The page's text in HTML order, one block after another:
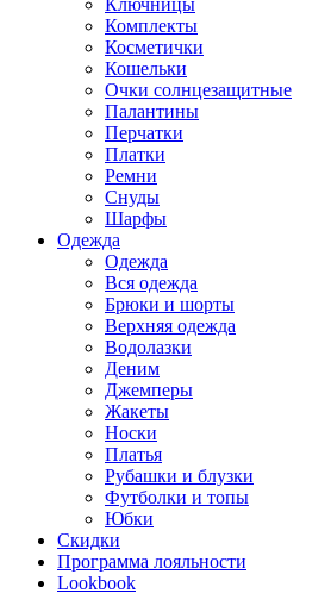
Ключницы
Комплекты
Косметички
Кошельки
Очки солнцезащитные
Палантины
Перчатки
Платки
Ремни
Снуды
Шарфы
Одежда
Одежда
Вся одежда
Брюки и шорты
Верхняя одежда
Водолазки
Деним
Джемперы
Жакеты
Носки
Платья
Рубашки и блузки
Футболки и топы
Юбки
Скидки
Программа лояльности
Lookbook